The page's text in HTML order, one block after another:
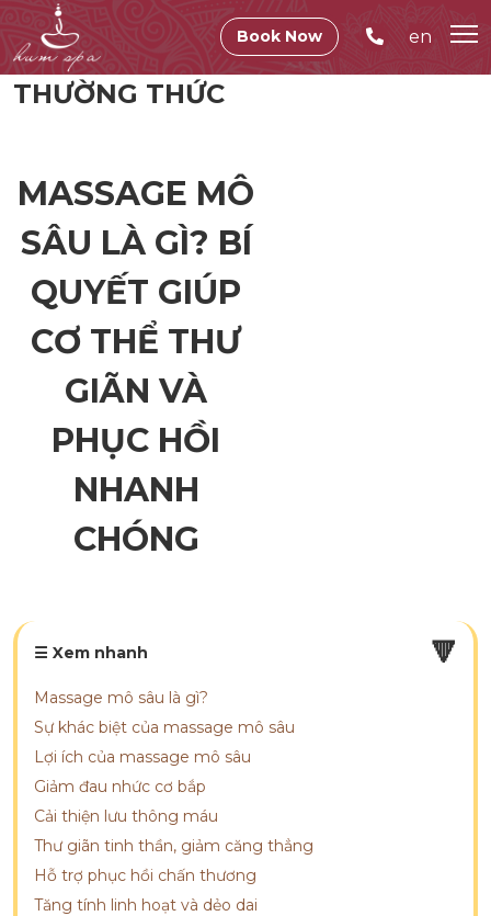
Book Now en
THƯỜNG THỨC
MASSAGE MÔ
SÂU LÀ GÌ? BÍ
QUYẾT GIÚP
CƠ THỂ THƯ
GIÃN VÀ
PHỤC HỒI
NHANH
CHÓNG
☰ Xem nhanh 🔻
Massage mô sâu là gì?
Sự khác biệt của massage mô sâu
Lợi ích của massage mô sâu
Giảm đau nhức cơ bắp
Cải thiện lưu thông máu
Thư giãn tinh thần, giảm căng thẳng
Hỗ trợ phục hồi chấn thương
Tăng tính linh hoạt và dẻo dai